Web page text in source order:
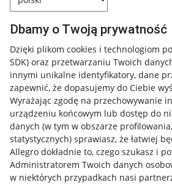
Dbamy o Twoją prywatność
Dzięki plikom cookies i technologiom
SDK) oraz przetwarzaniu Twoich
innymi unikalne identyfikatory, dane
zapewnić, że dopasujemy do Ciebie
Wyrażając zgodę na przechowywanie
urządzeniu końcowym lub dostęp do
danych (w tym w obszarze
statystycznych) sprawiasz, że łatwiej
Allegro dokładnie to, czego szukasz i
Administratorem Twoich danych
w niektórych przypadkach nasi
Przydatne informacje
Napisz do nas
Allegro Gadane dla sprzedających
Allegro Gadane dla kupujących
Mapa miejscowości
Informacje prawne